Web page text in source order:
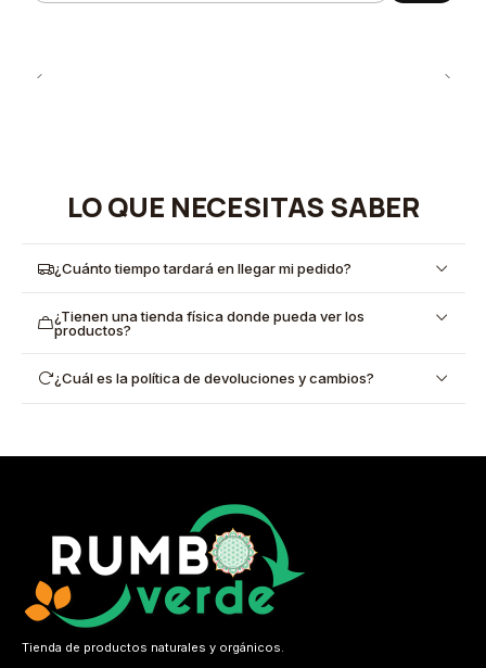
LO QUE NECESITAS SABER
¿Cuánto tiempo tardará en llegar mi pedido?
¿Tienen una tienda física donde pueda ver los
productos?
¿Cuál es la política de devoluciones y cambios?
Tienda de productos naturales y orgánicos.